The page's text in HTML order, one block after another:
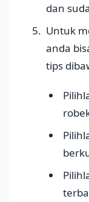
dan
Untuk
anda
tips